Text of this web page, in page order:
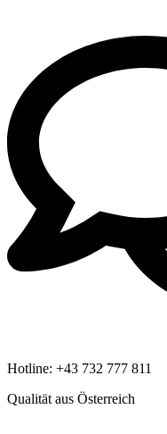
Hotline: +43 732 777 811
Qualität aus Österreich